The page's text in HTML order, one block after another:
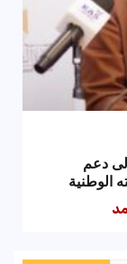
دعم
الوطنية